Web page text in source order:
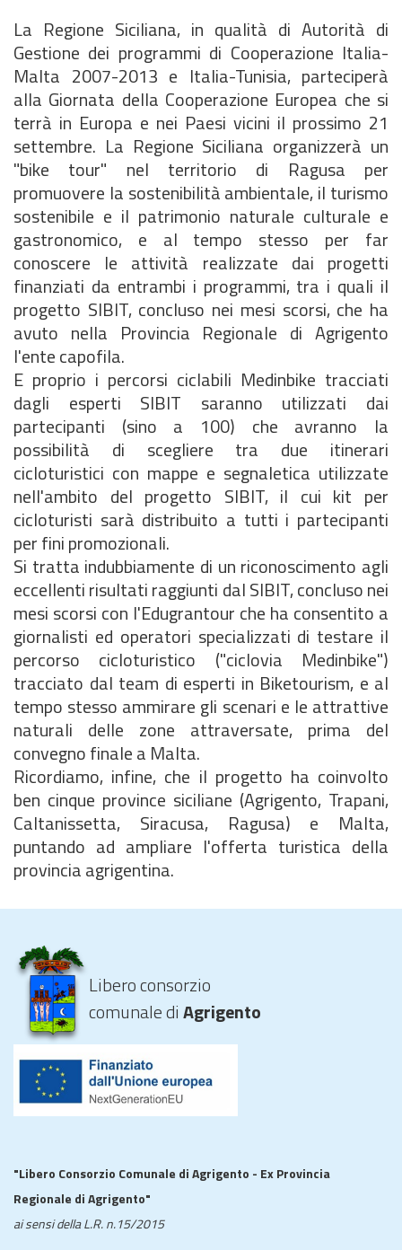
La Regione Siciliana, in qualità di Autorità di
Gestione dei programmi di Cooperazione Italia-
Malta 2007-2013 e Italia-Tunisia, parteciperà
alla Giornata della Cooperazione Europea che si
terrà in Europa e nei Paesi vicini il prossimo 21
settembre. La Regione Siciliana organizzerà un
"bike tour" nel territorio di Ragusa per
promuovere la sostenibilità ambientale, il turismo
sostenibile e il patrimonio naturale culturale e
gastronomico, e al tempo stesso per far
conoscere le attività realizzate dai progetti
finanziati da entrambi i programmi, tra i quali il
progetto SIBIT, concluso nei mesi scorsi, che ha
avuto nella Provincia Regionale di Agrigento
l'ente capofila.
E proprio i percorsi ciclabili Medinbike tracciati
dagli esperti SIBIT saranno utilizzati dai
partecipanti (sino a 100) che avranno la
possibilità di scegliere tra due itinerari
cicloturistici con mappe e segnaletica utilizzate
nell'ambito del progetto SIBIT, il cui kit per
cicloturisti sarà distribuito a tutti i partecipanti
per fini promozionali.
Si tratta indubbiamente di un riconoscimento agli
eccellenti risultati raggiunti dal SIBIT, concluso nei
mesi scorsi con l'Edugrantour che ha consentito a
giornalisti ed operatori specializzati di testare il
percorso cicloturistico ("ciclovia Medinbike")
tracciato dal team di esperti in Biketourism, e al
tempo stesso ammirare gli scenari e le attrattive
naturali delle zone attraversate, prima del
convegno finale a Malta.
Ricordiamo, infine, che il progetto ha coinvolto
ben cinque province siciliane (Agrigento, Trapani,
Caltanissetta, Siracusa, Ragusa) e Malta,
puntando ad ampliare l'offerta turistica della
provincia agrigentina.
Libero consorzio
comunale diAgrigento
"Libero Consorzio Comunale di Agrigento - Ex Provincia
Regionale di Agrigento"
ai sensi della L.R. n.15/2015